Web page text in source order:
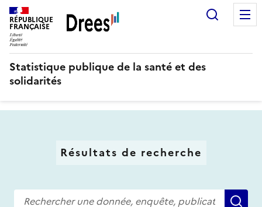
Aller
au
contenu
principal
RÉPUBLIQUE
FRANÇAISE
Statistique publique de la santé et des
solidarités
Résultats de recherche
Recherche